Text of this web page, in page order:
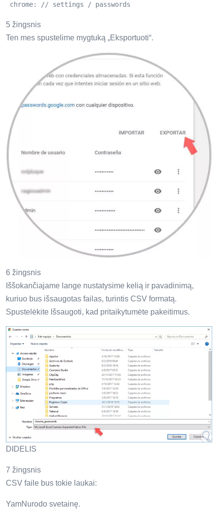
chrome: // settings / passwords
5 žingsnis
Ten mes spustelime mygtuką „Eksportuoti“.
6 žingsnis
Iššokančiajame lange nustatysime kelią ir pavadinimą,
kuriuo bus išsaugotas failas, turintis CSV formatą.
Spustelėkite Išsaugoti, kad pritaikytumėte pakeitimus.
DIDELIS
7 žingsnis
CSV faile bus tokie laukai:
YamNurodo svetainę.